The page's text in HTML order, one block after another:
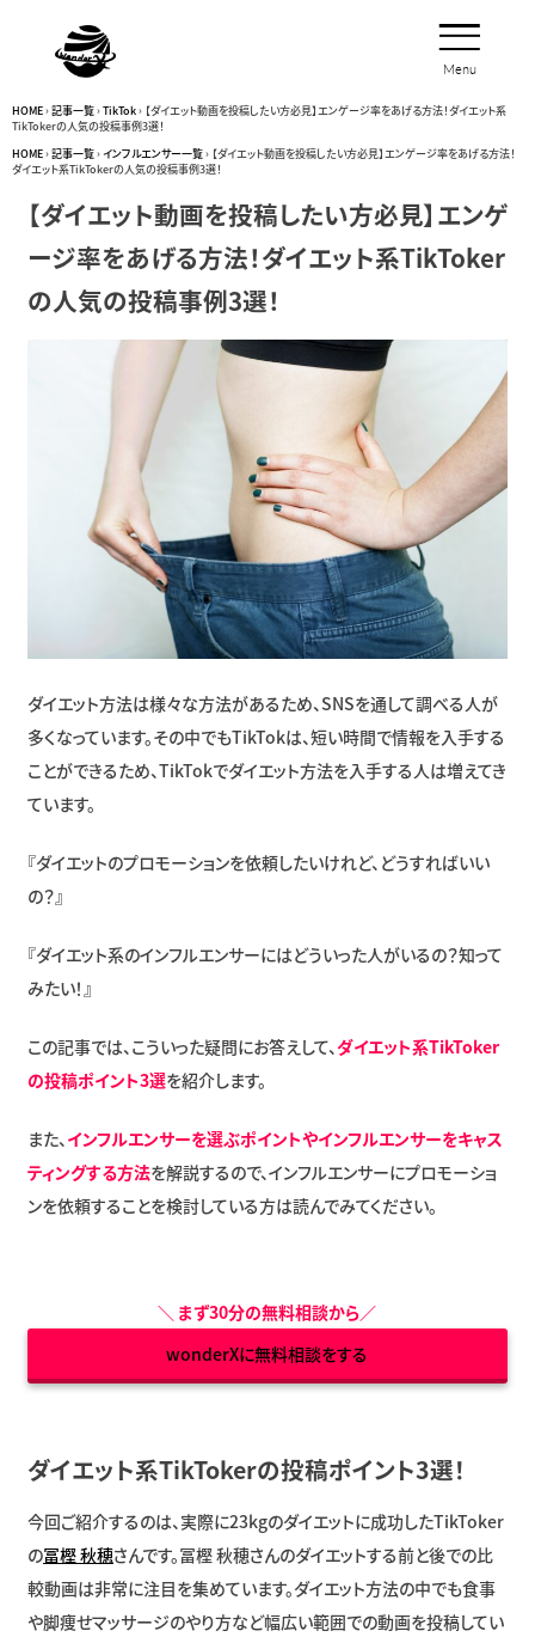
Menu
HOME›記事一覧›TikTok› 【ダイエット動画を投稿したい方必見】エンゲージ率をあげる方法！ダイエット系
TikTokerの人気の投稿事例3選！
HOME›記事一覧› インフルエンサー一覧› 【ダイエット動画を投稿したい方必見】エンゲージ率をあげる方法！
ダイエット系TikTokerの人気の投稿事例3選！
【ダイエット動画を投稿したい方必見】エンゲ
ージ率をあげる方法！ダイエット系TikToker
の人気の投稿事例3選！
ダイエット方法は様々な方法があるため、SNSを通して調べる人が
多くなっています。その中でもTikTokは、短い時間で情報を入手する
ことができるため、TikTokでダイエット方法を入手する人は増えてき
ています。
『ダイエットのプロモーションを依頼したいけれど、どうすればいい
の？』
『ダイエット系のインフルエンサーにはどういった人がいるの？知って
みたい！』
この記事では、こういった疑問にお答えして、ダイエット系TikToker
の投稿ポイント3選を紹介します。
また、インフルエンサーを選ぶポイントやインフルエンサーをキャス
ティングする方法を解説するので、インフルエンサーにプロモーショ
ンを依頼することを検討している方は読んでみてください。
＼ まず30分の無料相談から／
wonderXに無料相談をする
ダイエット系TikTokerの投稿ポイント3選！
今回ご紹介するのは、実際に23kgのダイエットに成功したTikToker
の冨樫 秋穂さんです。冨樫 秋穂さんのダイエットする前と後での比
較動画は非常に注目を集めています。ダイエット方法の中でも食事
や脚痩せマッサージのやり方など幅広い範囲での動画を投稿してい